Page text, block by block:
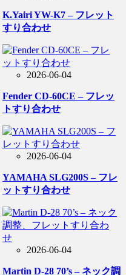
K.Yairi YW-K7 – フレット
すり合わせ
2026-06-04
Fender CD-60CE – フレッ
トすり合わせ
2026-06-04
YAMAHA SLG200S – フレ
ットすり合わせ
2026-06-04
Martin D-28 70’s – ネック調